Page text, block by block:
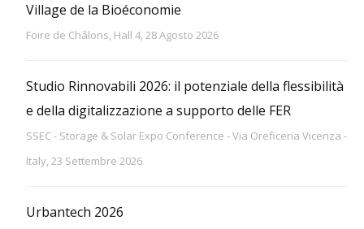
Village de la Bioéconomie
Foire de Châlons, Hall 4, 28 Agosto 2026
Studio Rinnovabili 2026: il potenziale della flessibilità
e della digitalizzazione a supporto delle FER
SSEC - Storage & Solar Expo Conference - Via Oreficeria Vicenza -
Italy, 23 Settembre 2026
Urbantech 2026